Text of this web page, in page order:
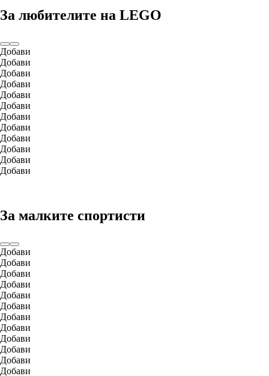
За любителите на LEGO
Добави
Добави
Добави
Добави
Добави
Добави
Добави
Добави
Добави
Добави
Добави
Добави
За малките спортисти
Добави
Добави
Добави
Добави
Добави
Добави
Добави
Добави
Добави
Добави
Добави
Добави